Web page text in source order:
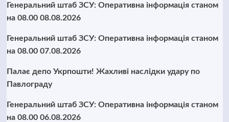
Генеральний штаб ЗСУ: Оперативна інформація станом
на 08.00 08.08.2026
Генеральний штаб ЗСУ: Оперативна інформація станом
на 08.00 07.08.2026
Палає депо Укрпошти! Жахливі наслідки удару по
Павлограду
Генеральний штаб ЗСУ: Оперативна інформація станом
на 08.00 06.08.2026